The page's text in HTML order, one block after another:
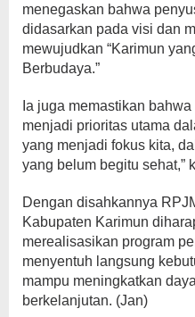
menegaskan bahwa
didasarkan pada visi dan
mewujudkan “Karimun
Berbudaya.”
Ia juga memastikan
menjadi prioritas utama
yang menjadi fokus kita,
yang belum begitu sehat,”
Dengan disahkannya
Kabupaten Karimun
merealisasikan program
menyentuh langsung
mampu meningkatkan
berkelanjutan. (Jan)